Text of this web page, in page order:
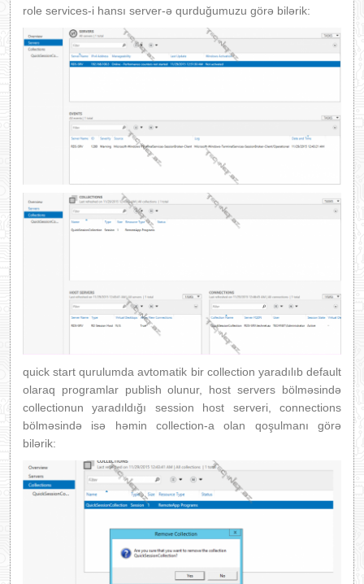
role services-i hansı server-ə qurduğumuzu görə bilərik:
quick start qurulumda avtomatik bir collection yaradılıb default
olaraq programlar publish olunur, host servers bölməsində
collectionun yaradıldığı session host serveri, connections
bölməsində isə həmin collection-a olan qoşulmanı görə
bilərik: